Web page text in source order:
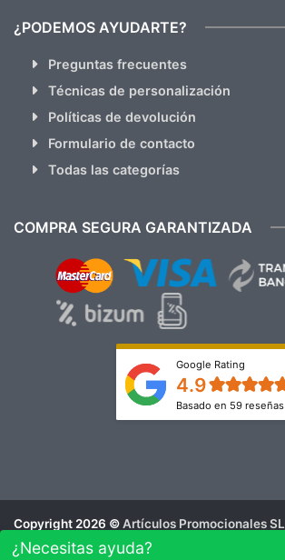
¿PODEMOS AYUDARTE?
Preguntas frecuentes
Técnicas de personalización
Políticas de devolución
Formulario de contacto
Todas las categorías
COMPRA SEGURA GARANTIZADA
Google Rating
4.9
Basado en 59 reseñas
Copyright 2026 ©Artículos Promocionales SL
¿Necesitas ayuda?